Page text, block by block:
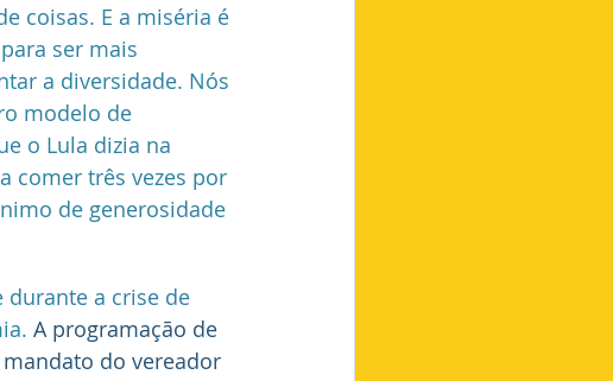
coisas. E a miséria é
ser mais
a diversidade. Nós
modelo de
o Lula dizia na
comer três vezes por
de generosidade
durante a crise de
A programação de
do vereador